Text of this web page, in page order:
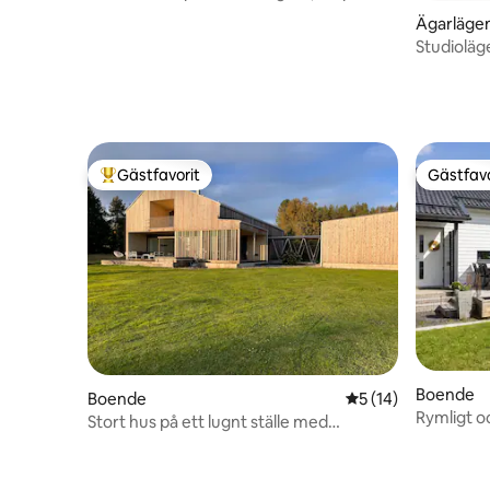
Populär gästfavorit
Gästfavorit
Boende 5 av 5 i
5 (14)
Stort hus på ett lugnt ställe med
Boende
Rymligt